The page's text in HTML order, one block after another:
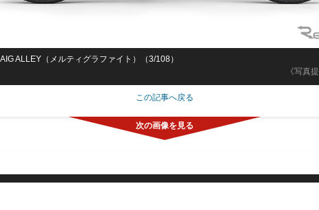
《写真
ALLEY（メルティグラファイト）（3/108）
この記事へ戻る